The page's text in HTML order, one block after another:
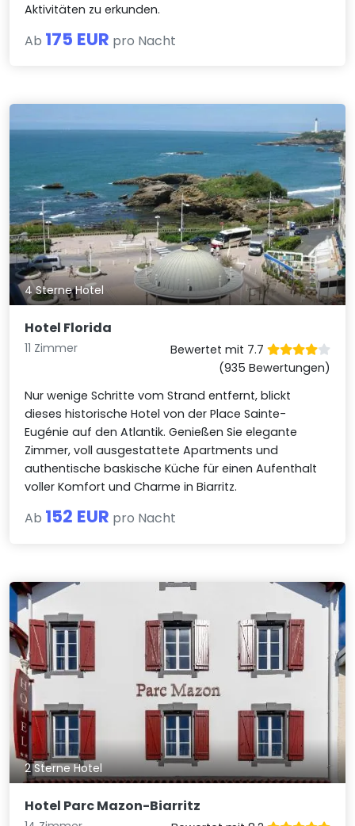
Aktivitäten zu erkunden.
Ab 175 EUR pro Nacht
4 Sterne Hotel
Hotel Florida
11 Zimmer
Bewertet mit 7.7
(935 Bewertungen)
Nur wenige Schritte vom Strand entfernt, blickt
dieses historische Hotel von der Place Sainte-
Eugénie auf den Atlantik. Genießen Sie elegante
Zimmer, voll ausgestattete Apartments und
authentische baskische Küche für einen Aufenthalt
voller Komfort und Charme in Biarritz.
Ab 152 EUR pro Nacht
2 Sterne Hotel
Hotel Parc Mazon-Biarritz